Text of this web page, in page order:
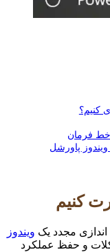
کنیم؟
خط فرمان
پاورشل
کنیم
ویندوز
و حفظ عملکرد